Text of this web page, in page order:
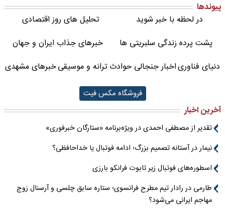
پیوندها
در لحظه با خبر شوید
تحلیل های روز اقتصادی
پشت پرده زندگی سلبریتی ها
خبرهای جذاب ایران و جهان
دنیای فناوریاخبار جنجالی حوادثترانه و موسیقیخبرهای مشهدی
فروشگاه مکس فیت
آخرین اخبار
تقدیر از مصطفی احمدی در ویژه‌برنامه «ستارگان خبرفوری»
نیمار در آستانه تصمیم بزرگ؛ ادامه فوتبال یا خداحافظی؟
اسطوره‌های فوتبال زیر تابوت فرانکو بارزی
طارمی در رادار تیم مطرح فرانسوی؛ ستاره سابق چلسی و آرسنال زوج
مهاجم ایرانی می‌شود؟